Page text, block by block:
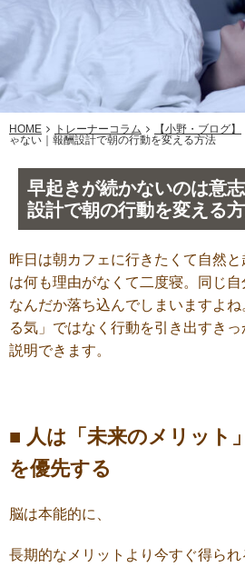
HOME トレーナーコラム 【小野・ブログ】
ゃない｜報酬設計で朝の行動を変える方法
早起きが続かないのは意
設計で朝の行動を変える
昨日は朝カフェに行きたくて自然と
は何も理由がなくて二度寝。
同じ自
なんだか落ち込んでしまいますよね
る気」ではなく 行動を引き出すき
説明できます。
■ 人は「未来のメリット
を優先する
脳は本能的に、
長期的なメリットより今すぐ得られ